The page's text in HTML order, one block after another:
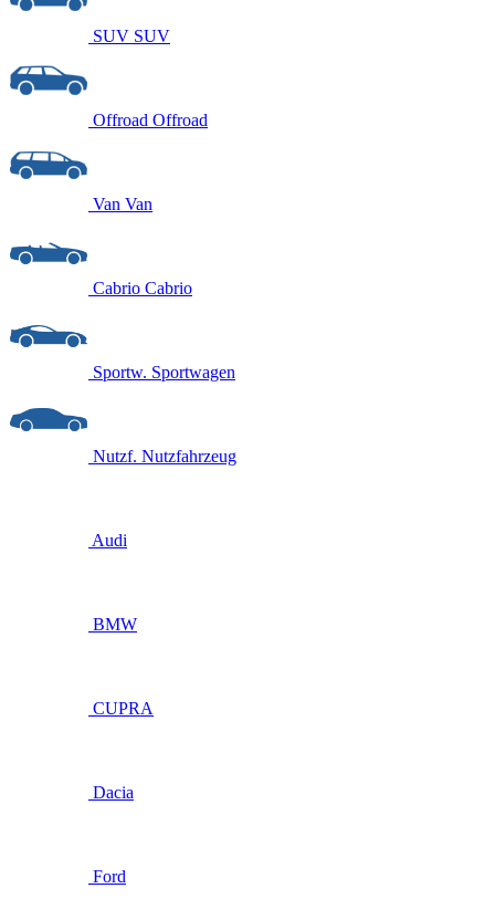
SUV SUV
Offroad Offroad
Van Van
Cabrio Cabrio
Sportw. Sportwagen
Nutzf. Nutzfahrzeug
Audi
BMW
CUPRA
Dacia
Ford